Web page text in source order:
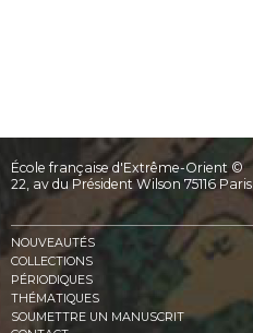
École française d'Extrême-Orient ©
22, av du Président Wilson 75116 Paris
NOUVEAUTÉS
COLLECTIONS
PÉRIODIQUES
THÉMATIQUES
SOUMETTRE UN MANUSCRIT